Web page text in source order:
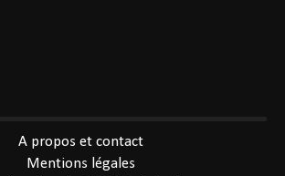
A propos et contact
Mentions légales